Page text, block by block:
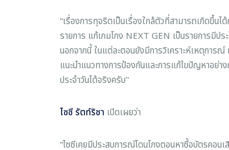
“เรื่องการทุจริตเป็นเรื่องใกล้ตัวที่สามารถเกิดขึ้น
รายการ แก้เกมโกง NEXT GEN เป็นรายการมีปร
นอกจากนี้ ในแต่ละตอนยังมีการวิเคราะห์เหตุการ
แนะนำแนวทางการป้องกันและการแก้ไขปัญหาอย่
ประจำวันได้จริงครับ"
ไซซี รัตท์ริชา เปิดเผยว่า
“ไซซีเคยมีประสบการณ์โดนโกงตอนหาซื้อบัตรคอน